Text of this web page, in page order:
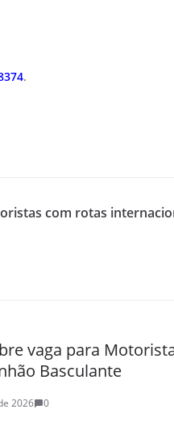
.
com rotas
vaga para
Basculante
2026 0